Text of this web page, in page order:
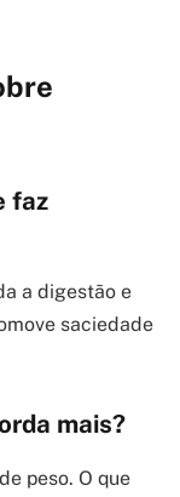
faz
a digestão e
saciedade
mais?
peso. O que